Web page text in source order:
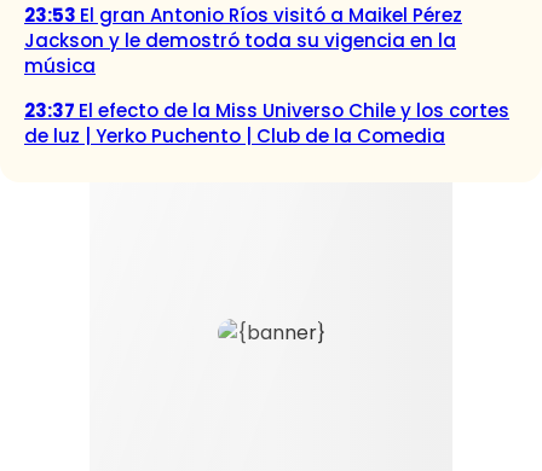
23:53 El gran Antonio Ríos visitó a Maikel Pérez
Jackson y le demostró toda su vigencia en la
música
23:37 El efecto de la Miss Universo Chile y los cortes
de luz | Yerko Puchento | Club de la Comedia